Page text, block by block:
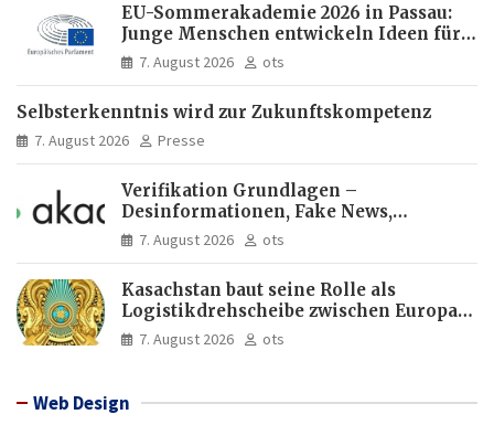
EU-Sommerakademie 2026 in Passau:
Junge Menschen entwickeln Ideen für
Europas Zukunft
7. August 2026 ots
Selbsterkenntnis wird zur Zukunftskompetenz
7. August 2026 Presse
Verifikation Grundlagen –
Desinformationen, Fake News,
manipulierte Inhalte | dpa-Akademie
7. August 2026 ots
Kasachstan baut seine Rolle als
Logistikdrehscheibe zwischen Europa
und Asien aus
7. August 2026 ots
Web Design